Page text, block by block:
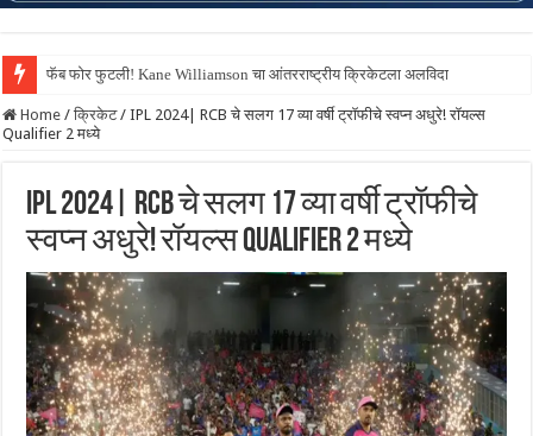
फॅब फोर फुटली! Kane Williamson चा आंतरराष्ट्रीय क्रिकेटला अलविदा
Shreyas Iyer कॅप्टन झाला! टी20 ची पुन्हा मुंबईकराच्या खांद्यावर, एशियन गेम्स…
Home / क्रिकेट / IPL 2024| RCB चे सलग 17 व्या वर्षी ट्रॉफीचे स्वप्न अधुरे! रॉयल्स
Qualifier 2 मध्ये
IPL 2024| RCB चे सलग 17 व्या वर्षी ट्रॉफीचे
स्वप्न अधुरे! रॉयल्स Qualifier 2 मध्ये